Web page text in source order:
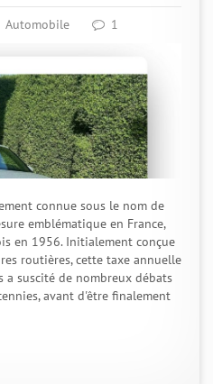
Automobile 1
connue sous le nom de
emblématique en France,
en 1956. Initialement conçue
routières, cette taxe annuelle
suscité de nombreux débats
avant d'être finalement